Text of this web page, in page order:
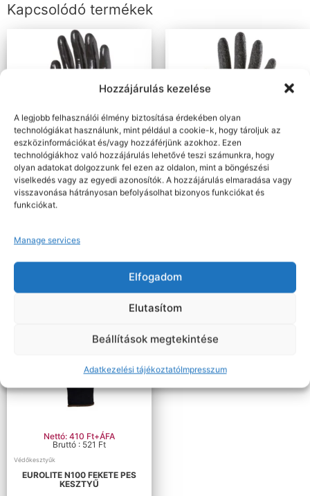
Hozzájárulás kezelése
A legjobb felhasználói élmény biztosítása érdekében olyan
technológiákat használunk, mint például a cookie-k, hogy tároljuk az
eszközinformációkat és/vagy hozzáférjünk azokhoz. Ezen
technológiákhoz való hozzájárulás lehetővé teszi számunkra, hogy
olyan adatokat dolgozzunk fel ezen az oldalon, mint a böngészési
viselkedés vagy az egyedi azonosítók. A hozzájárulás elmaradása vagy
visszavonása hátrányosan befolyásolhat bizonyos funkciókat és
funkciókat.
Manage services
Elfogadom
Elutasítom
Beállítások megtekintése
Adatkezelési tájékoztatóImpresszum
Kapcsolódó termékek
Nettó: 481 Ft+ÁFA
Bruttó : 611 Ft
Védőkesztyűk
HÁT BLIS
Nettó: 401 Ft+ÁFA
Bruttó : 509 Ft
Nettó: 410 Ft+ÁFA
Bruttó : 521 Ft
Védőkesztyűk
EUROLITE N100 FEKETE PES
KESZTYŰ